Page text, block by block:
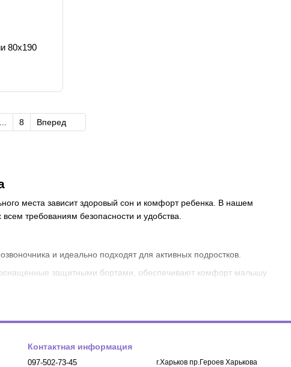
места зависит здоровый сон и комфорт ребенка. В нашем
требованиям безопасности и удобства.
и идеально подходят для активных подростков.
защитными бортами, обеспечивают комфорт малышу
80х190
8 Вперед
Контактная информация
097-502-73-45 г.Харьков пр.Героев Харькова